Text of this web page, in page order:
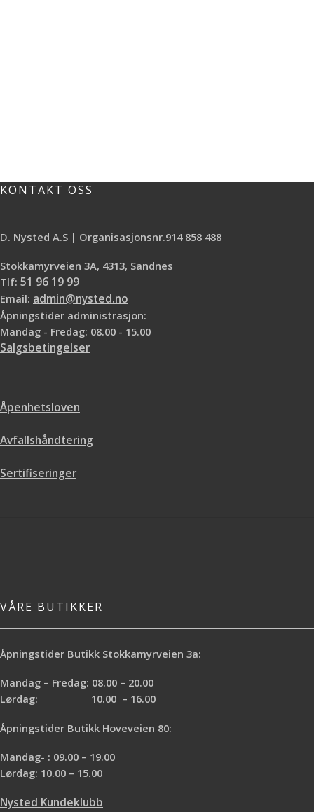
KONTAKT OSS
D. Nysted A.S | Organisasjonsnr.914 858 488
Stokkamyrveien 3A, 4313, Sandnes
Tlf: 51 96 19 99
Email: admin@nysted.no
Åpningstider administrasjon:
Mandag - Fredag: 08.00 - 15.00
Salgsbetingelser
Åpenhetsloven
Avfallshåndtering
Sertifiseringer
VÅRE BUTIKKER
Åpningstider Butikk Stokkamyrveien 3a:
Mandag – Fredag: 08.00 – 20.00
Lørdag: 10.00 – 16.00
Åpningstider Butikk Hoveveien 80:
Mandag- : 09.00 – 19.00
Lørdag: 10.00 – 15.00
Nysted Kundeklubb